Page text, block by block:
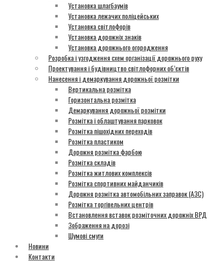
Установка шлагбаумів
Установка лежачих поліцейських
Установка світлофорів
Установка дорожніх знаків
Установка дорожнього огородження
Розробка і узгодження схем організації дорожнього руху
Проектування і будівництво світлофорних об’єктів
Нанесення і демаркування дорожньої розмітки
Вертикальна розмітка
Горизонтальна розмітка
Демаркування дорожньої розмітки
Розмітка і облаштування парковок
Розмітка пішохідних переходів
Розмітка пластиком
Дорожня розмітка фарбою
Розмітка складів
Розмітка житлових комплексів
Розмітка спортивних майданчиків
Дорожня розмітка автомобільних заправок (АЗС)
Розмітка торгівельних центрів
Встановлення вставок розміточних дорожніх ВРД
Зображення на дорозі
Шумові смуги
Новини
Контакти